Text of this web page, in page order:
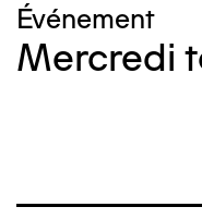
Événement
Mercredi